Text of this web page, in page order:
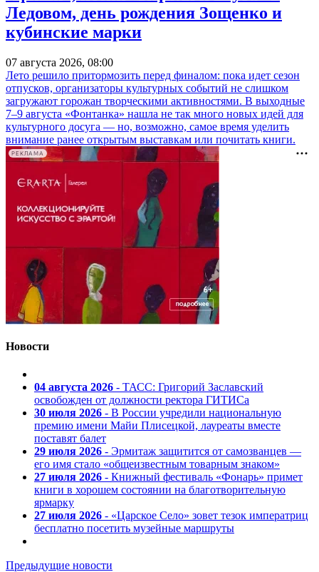
Ледовом, день рождения Зощенко и
кубинские марки
07 августа 2026, 08:00
Лето решило притормозить перед финалом: пока идет сезон
отпусков, организаторы культурных событий не слишком
загружают горожан творческими активностями. В выходные
7–9 августа «Фонтанка» нашла не так много новых идей для
культурного досуга — но, возможно, самое время уделить
внимание ранее открытым выставкам или почитать книги.
РЕКЛАМА
Новости
04 августа 2026 - ТАСС: Григорий Заславский
освобожден от должности ректора ГИТИСа
30 июля 2026 - В России учредили национальную
премию имени Майи Плисецкой, лауреаты вместе
поставят балет
29 июля 2026 - Эрмитаж защитится от самозванцев —
его имя стало «общеизвестным товарным знаком»
27 июля 2026 - Книжный фестиваль «Фонарь» примет
книги в хорошем состоянии на благотворительную
ярмарку
27 июля 2026 - «Царское Село» зовет тезок императриц
бесплатно посетить музейные маршруты
Предыдущие новости